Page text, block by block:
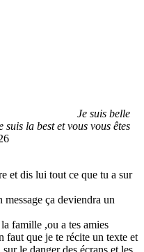
Je suis belle
la best et vous vous êtes
et dis lui tout ce que tu a sur
ça deviendra un
famille ,ou a tes amies
faut que je te récite un texte et
le danger des écrans et les